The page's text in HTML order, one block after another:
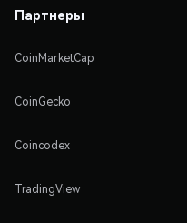
Партнеры
CoinMarketCap
CoinGecko
Coincodex
TradingView